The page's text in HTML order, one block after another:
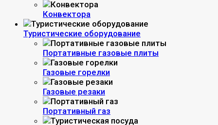
Конвектора
Туристические оборудование
Портативные газовые плиты
Газовые горелки
Газовые резаки
Портативный газ